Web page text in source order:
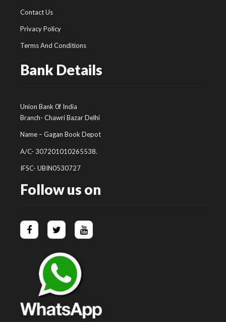
Contact Us
Privacy Policy
Terms And Conditions
Bank Details
Union Bank 0f India
Branch- Chawri Bazar Delhi
Name – Gagan Book Depot
A/C- 307201010265538.
IFSC- UBIN0530727
Follow us on